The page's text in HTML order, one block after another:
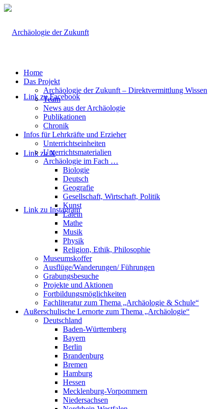
Link zu Facebook
Link zu X
Link zu Instagram
Home
Das Projekt
Archäologie der Zukunft – Direktvermittlung Wissen
Team
News aus der Archäologie
Publikationen
Chronik
Infos für Lehrkräfte und Erzieher
Unterrichtseinheiten
Unterrichtsmaterialien
Archäologie im Fach …
Biologie
Deutsch
Geografie
Gesellschaft, Wirtschaft, Politik
Kunst
Latein
Mathe
Musik
Physik
Religion, Ethik, Philosophie
Museumskoffer
Ausflüge/Wanderungen/ Führungen
Grabungsbesuche
Projekte und Aktionen
Fortbildungsmöglichkeiten
Fachliteratur zum Thema „Archäologie & Schule“
Außerschulische Lernorte zum Thema „Archäologie“
Deutschland
Baden-Württemberg
Bayern
Berlin
Brandenburg
Bremen
Hamburg
Hessen
Mecklenburg-Vorpommern
Niedersachsen